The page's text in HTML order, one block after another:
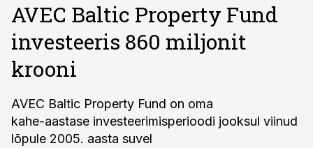
AVEC Baltic Property Fund
investeeris 860 miljonit
krooni
AVEC Baltic Property Fund on oma
kahe-aastase investeerimisperioodi jooksul viinud
lõpule 2005. aasta suvel